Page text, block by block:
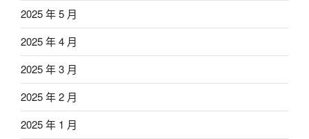
2025 年 5 月
2025 年 4 月
2025 年 3 月
2025 年 2 月
2025 年 1 月